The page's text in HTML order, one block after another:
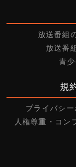
放送番組
放送番
青
規
プライバシー
人権尊重・コン